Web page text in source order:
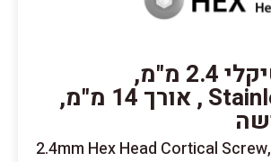
בורג קורטיקלי 2.4 מ"מ,
Stainless Steel , אורך 14 מ"מ,
2.4mm Hex Head Cortical